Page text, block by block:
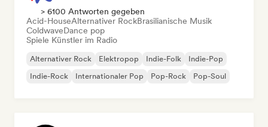
> 6100 Antworten gegeben
Acid-HouseAlternativer RockBrasilianische Musik
ColdwaveDance pop
Spiele Künstler im Radio
Alternativer Rock Elektropop Indie-Folk
Indie-Pop
Indie-Rock
Internationaler Pop Pop-Rock Pop-Soul